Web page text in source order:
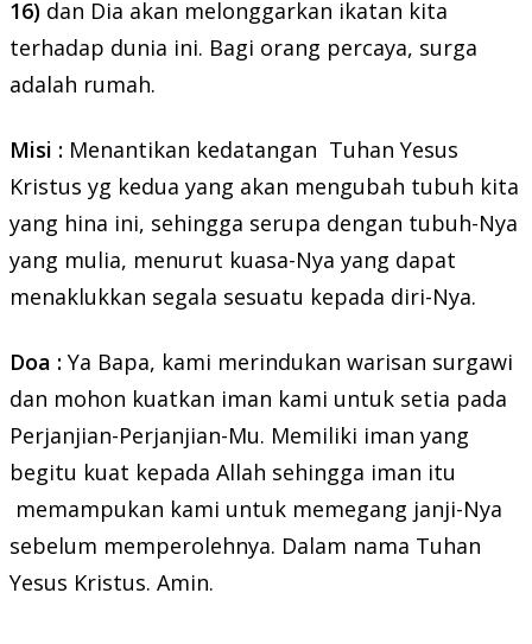
16) dan Dia akan melonggarkan ikatan kita
terhadap dunia ini. Bagi orang percaya, surga
adalah rumah.
Misi : Menantikan kedatangan Tuhan Yesus
Kristus yg kedua yang akan mengubah tubuh kita
yang hina ini, sehingga serupa dengan tubuh-Nya
yang mulia, menurut kuasa-Nya yang dapat
menaklukkan segala sesuatu kepada diri-Nya.
Doa : Ya Bapa, kami merindukan warisan surgawi
dan mohon kuatkan iman kami untuk setia pada
Perjanjian-Perjanjian-Mu. Memiliki iman yang
begitu kuat kepada Allah sehingga iman itu
memampukan kami untuk memegang janji-Nya
sebelum memperolehnya. Dalam nama Tuhan
Yesus Kristus. Amin.